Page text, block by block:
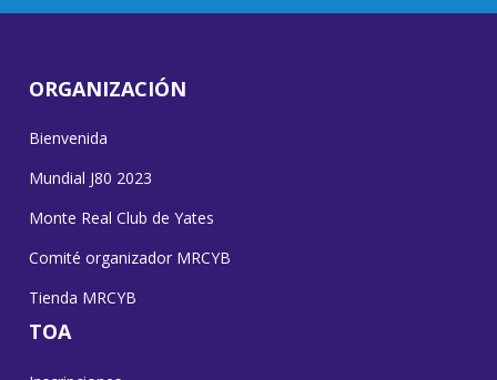
ORGANIZACIÓN
Bienvenida
Mundial J80 2023
Monte Real Club de Yates
Comité organizador MRCYB
Tienda MRCYB
TOA